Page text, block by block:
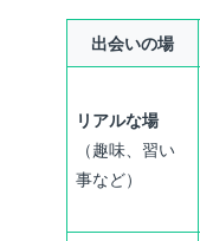
出会いの場
リアルな場
（趣味、習い
事など）